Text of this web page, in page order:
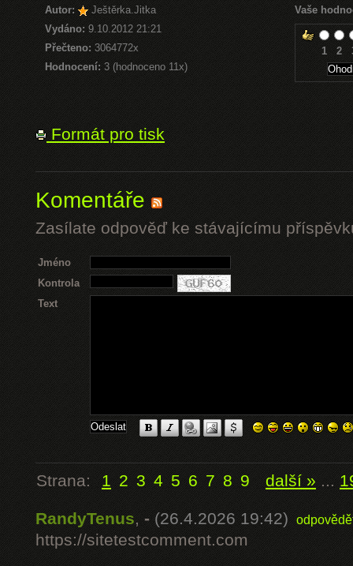
Autor:
Ještěrka.Jitka
Vydáno: 9.10.2012 21:21
Přečteno: 3064772x
Hodnocení: 3 (hodnoceno 11x)
Vaše
1 2
Formát pro tisk
Komentáře
Zasílate odpověď ke stávajícímu
Jméno
Kontrola
Text
Strana: 1 2 3 4 5 6 7 8 9 další » ...
RandyTenus, - (26.4.2026 19:42)
https://sitetestcomment.com